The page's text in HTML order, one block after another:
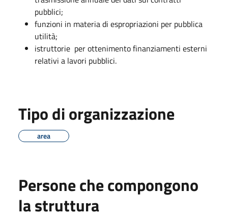
pubblici;
funzioni in materia di espropriazioni per pubblica
utilità;
istruttorie per ottenimento finanziamenti esterni
relativi a lavori pubblici.
Tipo di organizzazione
area
Persone che compongono
la struttura